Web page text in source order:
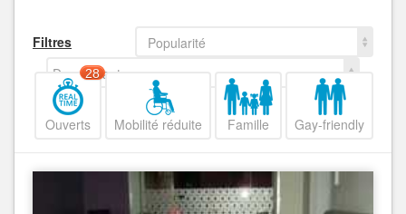
Filtres
Popularité
Decroissant
Ouverts
28
Mobilité réduite Famille Gay-friendly